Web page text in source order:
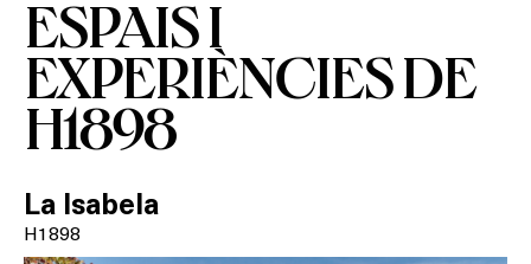
SALES
Activitats
ESPAIS I
EXPERIÈNCIES DE
H1898
La Isabela
H1898